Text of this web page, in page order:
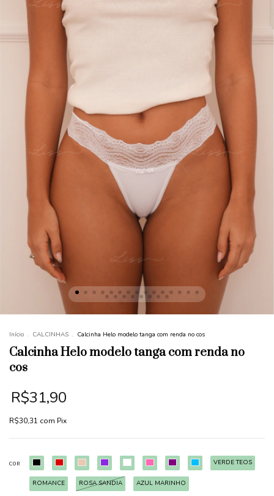
Início . CALCINHAS . Calcinha Helo modelo tanga com renda no cos
Calcinha Helo modelo tanga com renda no
cos
R$31,90
R$30,31 com Pix
COR VERDE TEOS
ROMANCE ROSA SANDIA AZUL MARINHO